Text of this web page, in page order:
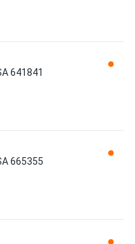
641841
665355